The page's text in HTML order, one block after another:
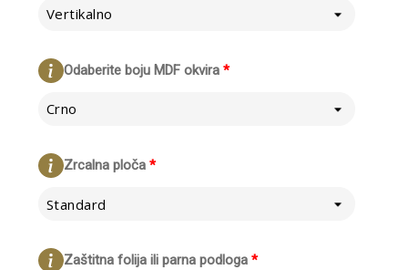
Vertikalno
*
Odaberite boju MDF okvira
Crno
*
Zrcalna ploča
Standard
*
Zaštitna folija ili parna podloga